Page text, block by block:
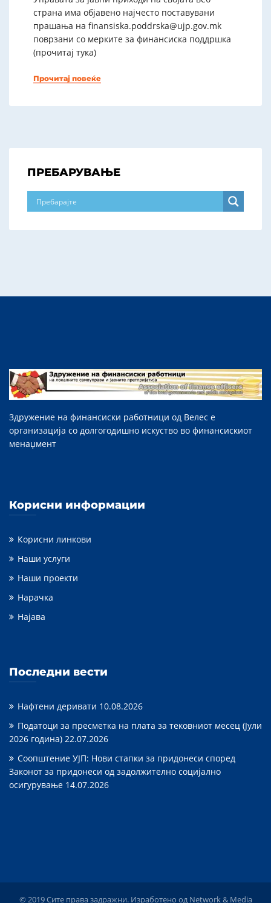
страна има објавено најчесто поставувани
прашања на finansiska.poddrska@ujp.gov.mk
поврзани со мерките за финансиска поддршка
(прочитај тука)
Прочитај повеќе
ПРЕБАРУВАЊЕ
Здружение на финансиски работници од Велес е
организација со долгогодишно искуство во финансискиот
менаџмент
Корисни информации
Корисни линкови
Наши услуги
Наши проекти
Нарачка
Најава
Последни вести
Нафтени деривати 10.08.2026
Податоци за пресметка на плата за тековниот месец (Јули
2026 година) 22.07.2026
Соопштение УЈП: Нови стапки за придонеси според
Законот за придонеси од задолжително социјално
осигурување 14.07.2026
© 2019 Сите права задражни. Изработено од Network & Media